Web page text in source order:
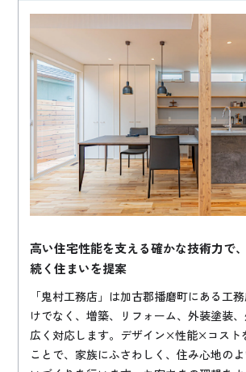
高い住宅性能を支える確かな技術力で
続く住まいを提案
「鬼村工務店」は加古郡播磨町にある工
けでなく、増築、リフォーム、外装塗装
広く対応します。デザイン×性能×コスト
ことで、家族にふさわしく、住み心地の